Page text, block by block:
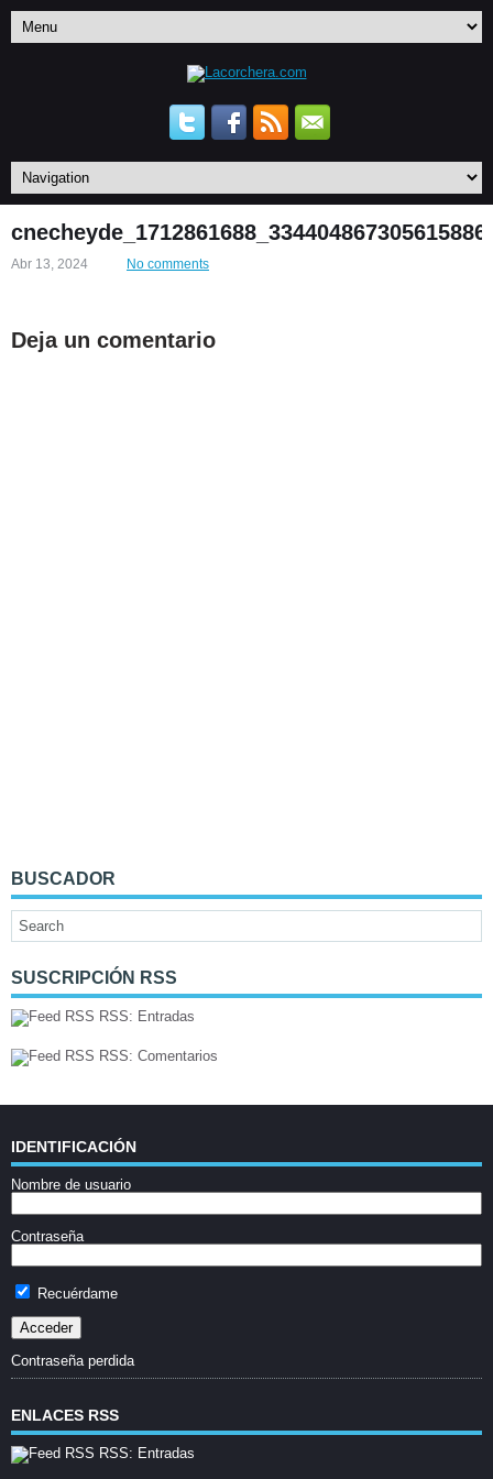
Abr 13, 2024 No comments
Deja un comentario
BUSCADOR
SUSCRIPCIÓN RSS
RSS: Entradas
RSS: Comentarios
IDENTIFICACIÓN
Nombre de usuario
Contraseña
Recuérdame
Contraseña perdida
ENLACES RSS
RSS: Entradas